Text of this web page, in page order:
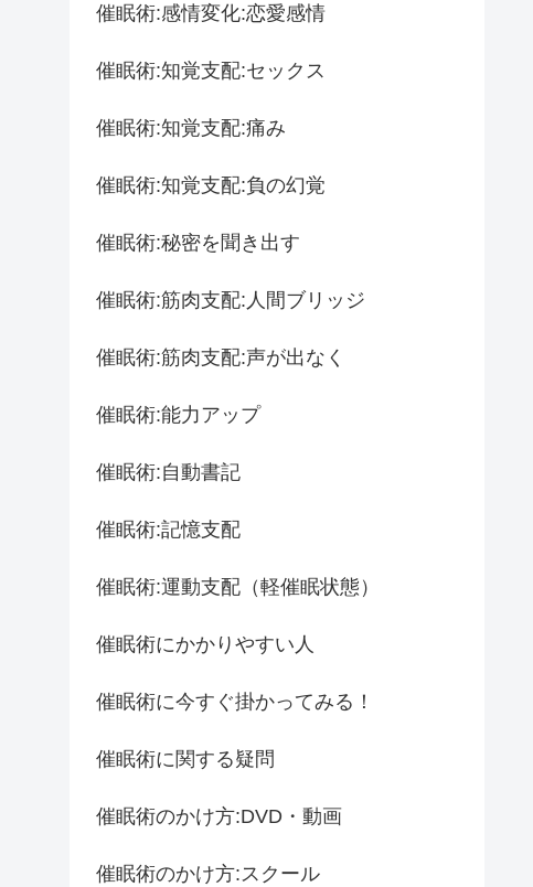
催眠術:感情変化:恋愛感情
催眠術:知覚支配:セックス
催眠術:知覚支配:痛み
催眠術:知覚支配:負の幻覚
催眠術:秘密を聞き出す
催眠術:筋肉支配:人間ブリッジ
催眠術:筋肉支配:声が出なく
催眠術:能力アップ
催眠術:自動書記
催眠術:記憶支配
催眠術:運動支配（軽催眠状態）
催眠術にかかりやすい人
催眠術に今すぐ掛かってみる！
催眠術に関する疑問
催眠術のかけ方:DVD・動画
催眠術のかけ方:スクール